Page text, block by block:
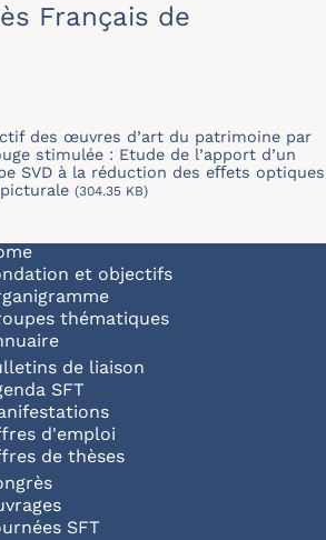
Français de
des œuvres d’art du patrimoine par
stimulée : Etude de l’apport d’un
SVD à la réduction des eﬀets optiques
(304.35 KB)
principale
et objectifs
thématiques
de liaison
SFT
d'emploi
de thèses
SFT